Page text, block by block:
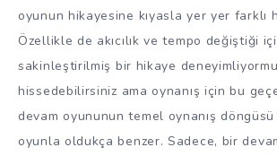
oyunun hikayesine kıyasla yer yer farklı
Özellikle de akıcılık ve tempo değiştiği
sakinleştirilmiş bir hikaye
hissedebilirsiniz ama oynanış için bu
devam oyununun temel oynanış
oyunla oldukça benzer. Sadece, bir